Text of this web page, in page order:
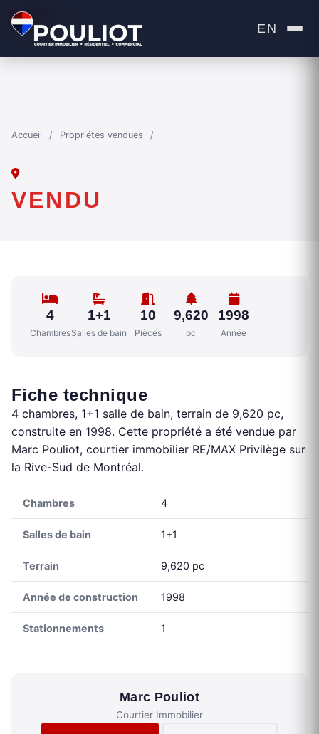
EN
Accueil / Propriétés vendues /
VENDU
VENDU
4
Chambres
1+1
Salles de bain
10
Pièces
9,620
pc
1998
Année
Fiche technique
4 chambres, 1+1 salle de bain, terrain de 9,620 pc,
construite en 1998. Cette propriété a été vendue par
Marc Pouliot, courtier immobilier RE/MAX Privilège sur
la Rive-Sud de Montréal.
Chambres 4
Salles de bain 1+1
Terrain 9,620 pc
Année de construction 1998
Stationnements 1
Marc Pouliot
Courtier Immobilier